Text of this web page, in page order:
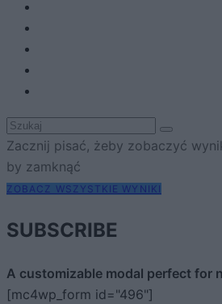
Zacznij pisać, żeby zobaczyć
by zamknąć
ZOBACZ WSZYSTKIE WYNIKI
SUBSCRIBE
A customizable modal perfect for
[mc4wp_form id="496"]